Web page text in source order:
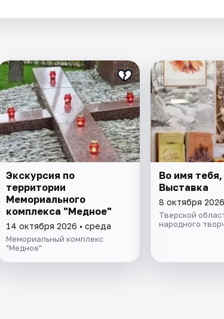
Экскурсия по
территории
Мемориального
комплекса "Медное"
14 октября 2026 • среда
Мемориальный комплекс
"Медное"
Во имя
Выставка
8 октября
Тверской
народного